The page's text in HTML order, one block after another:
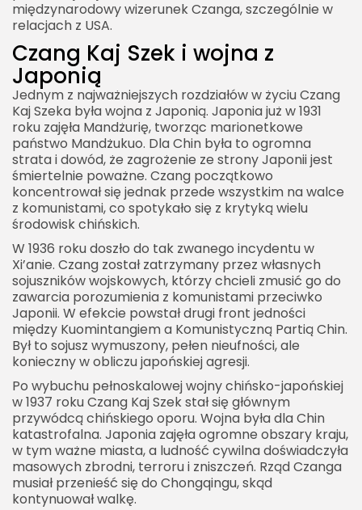
międzynarodowy wizerunek Czanga, szczególnie w
relacjach z USA.
Czang Kaj Szek i wojna z
Japonią
Jednym z najważniejszych rozdziałów w życiu Czang
Kaj Szeka była wojna z Japonią. Japonia już w 1931
roku zajęła Mandżurię, tworząc marionetkowe
państwo Mandżukuo. Dla Chin była to ogromna
strata i dowód, że zagrożenie ze strony Japonii jest
śmiertelnie poważne. Czang początkowo
koncentrował się jednak przede wszystkim na walce
z komunistami, co spotykało się z krytyką wielu
środowisk chińskich.
W 1936 roku doszło do tak zwanego incydentu w
Xi’anie. Czang został zatrzymany przez własnych
sojuszników wojskowych, którzy chcieli zmusić go do
zawarcia porozumienia z komunistami przeciwko
Japonii. W efekcie powstał drugi front jedności
między Kuomintangiem a Komunistyczną Partią Chin.
Był to sojusz wymuszony, pełen nieufności, ale
konieczny w obliczu japońskiej agresji.
Po wybuchu pełnoskalowej wojny chińsko-japońskiej
w 1937 roku Czang Kaj Szek stał się głównym
przywódcą chińskiego oporu. Wojna była dla Chin
katastrofalna. Japonia zajęła ogromne obszary kraju,
w tym ważne miasta, a ludność cywilna doświadczyła
masowych zbrodni, terroru i zniszczeń. Rząd Czanga
musiał przenieść się do Chongqingu, skąd
kontynuował walkę.